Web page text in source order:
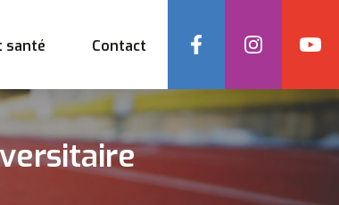
santé Contact
Social